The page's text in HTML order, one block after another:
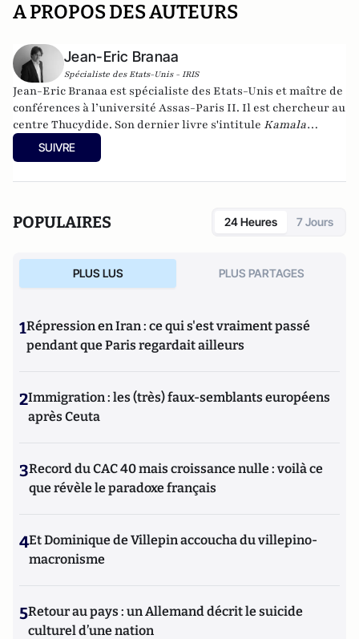
A PROPOS DES AUTEURS
Jean-Eric Branaa
Spécialiste des Etats-Unis - IRIS
Jean-Eric Branaa est spécialiste des Etats-Unis et maître de
conférences à l’université Assas-Paris II. Il est chercheur au
centre Thucydide. Son dernier livre s'intitule Kamala
Harris, l'Amérique du futur
collection Chronos, poche, 2024). Il est également l'auteur de
divisée(Privat, 2017),
1968: Quand l'Amérique
2018),Joe Biden : le 3e mandat de Barack Obama
biographie de Joe Biden
(Nouveau Monde, 2020) et
Géopolitique des Etats-Unis(Puf, 2022).
SUIVRE
POPULAIRES 24 Heures 7 Jours
PLUS LUS PLUS PARTAGES
1Répression en Iran : ce qui s'est vraiment passé
pendant que Paris regardait ailleurs
2Immigration : les (très) faux-semblants européens
après Ceuta
3Record du CAC 40 mais croissance nulle : voilà ce
que révèle le paradoxe français
4Et Dominique de Villepin accoucha du villepino-
macronisme
5Retour au pays : un Allemand décrit le suicide
culturel d’une nation